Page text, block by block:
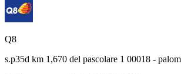
Q8
s.p35d km 1,670 del pascolare 1 00018 -